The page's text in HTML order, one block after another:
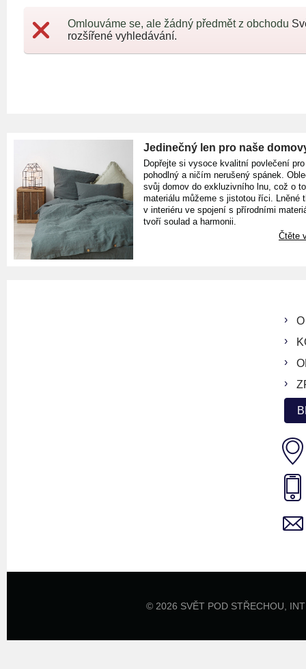
Omlouváme se, ale žádný předmět z obchodu
rozšířené vyhledávání.
Jedinečný len pro naše
Dopřejte si vysoce kvalitní povlečení pro
pohodlný a ničím nerušený spánek.
svůj domov do exkluzivního lnu, což o
materiálu můžeme s jistotou říci. Lněné
v interiéru ve spojení s přírodními
tvoří soulad a harmonii.
Čtěte
© 2026 SVĚT POD STŘECHOU,